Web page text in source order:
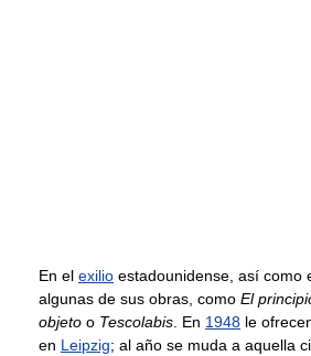
En el exilio estadounidense, así como
algunas de sus obras, como El
objeto o Tescolabis . En 1948 le
en Leipzig; al año se muda a aquella